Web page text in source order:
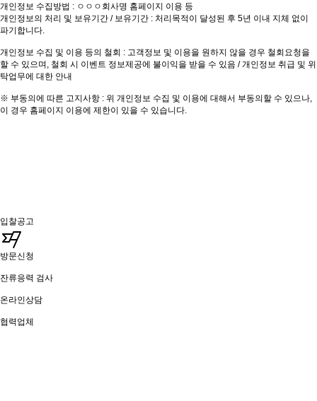
개인정보 수집방법 : ㅇㅇㅇ회사명 홈페이지 이용 등
개인정보의 처리 및 보유기간 / 보유기간 : 처리목적이 달성된 후 5년 이내 지체 없이
파기합니다.
개인정보 수집 및 이용 등의 철회 : 고객정보 및 이용을 원하지 않을 경우 철회요청을
할 수 있으며, 철회 시 이벤트 정보제공에 불이익을 받을 수 있음 / 개인정보 취급 및 위
탁업무에 대한 안내
※ 부동의에 따른 고지사항 : 위 개인정보 수집 및 이용에 대해서 부동의할 수 있으나,
이 경우 홈페이지 이용에 제한이 있을 수 있습니다.
입찰공고
방문신청
잔류응력 검사
온라인상담
협력업체